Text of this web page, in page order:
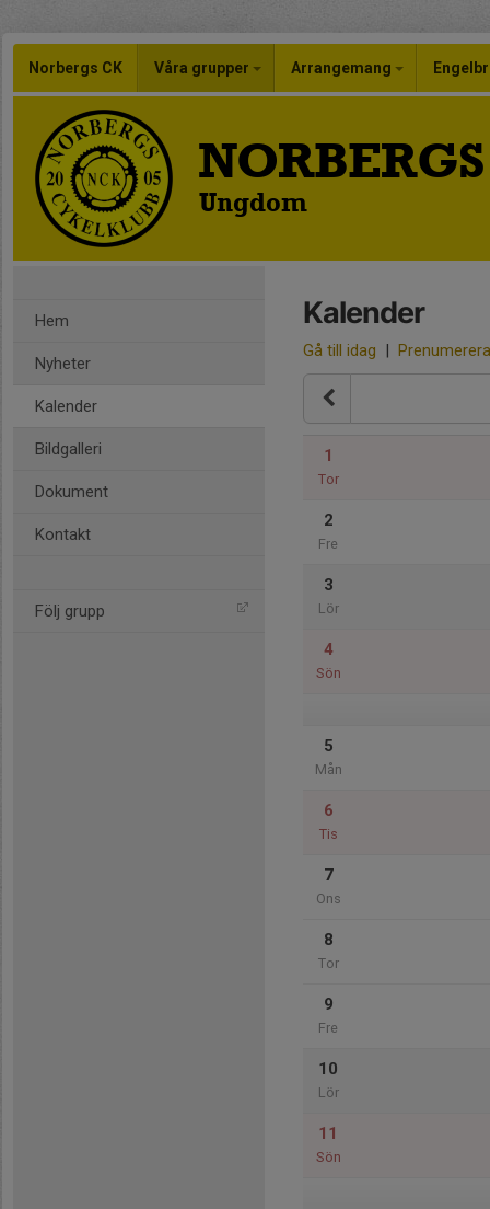
Norbergs CK Våra grupper Arrangemang
Ungdom
Hem
Nyheter
Kalender
Bildgalleri
Dokument
Kontakt
Följ grupp
Kalender
Gå till idag | Prenumerera
1
Tor
2
Fre
3
Lör
4
Sön
5
Mån
6
Tis
7
Ons
8
Tor
9
Fre
10
Lör
11
Sön